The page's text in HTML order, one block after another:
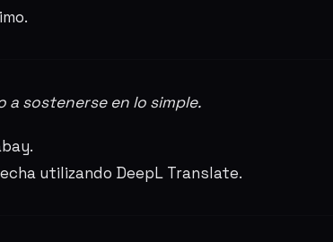
a sostenerse en lo simple.
utilizando DeepL Translate.